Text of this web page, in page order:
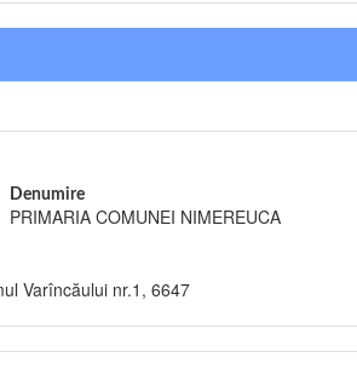
Denumire
PRIMARIA COMUNEI NIMEREUCA
Varîncăului nr.1, 6647